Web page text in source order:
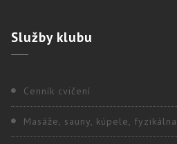
Službyklubu
Cenník cvičení
Masáže, sauny, kúpele,